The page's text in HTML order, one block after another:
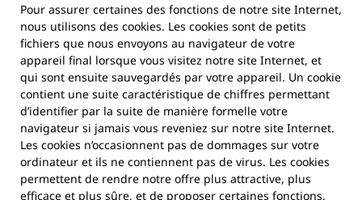
Pour assurer certaines des fonctions de notre site Internet,
nous utilisons des cookies. Les cookies sont de petits
fichiers que nous envoyons au navigateur de votre
appareil final lorsque vous visitez notre site Internet, et
qui sont ensuite sauvegardés par votre appareil. Un cookie
contient une suite caractéristique de chiffres permettant
d’identifier par la suite de manière formelle votre
navigateur si jamais vous reveniez sur notre site Internet.
Les cookies n’occasionnent pas de dommages sur votre
ordinateur et ils ne contiennent pas de virus. Les cookies
permettent de rendre notre offre plus attractive, plus
efficace et plus sûre, et de proposer certaines fonctions.